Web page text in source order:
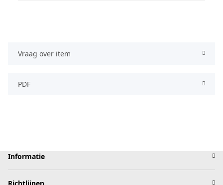
Vraag over item
PDF
Informatie